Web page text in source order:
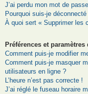
J’ai perdu mon mot de
Pourquoi suis-je
À quoi sert « Supprimer les
Préférences et
Comment puis-je modifier
Comment puis-je masquer
utilisateurs en ligne ?
L’heure n’est pas correcte !
J’ai réglé le fuseau horaire